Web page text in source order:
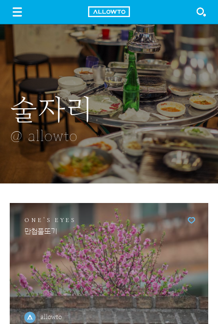
FREE DOWNLOAD GUIDE LOGIN SIGN UP
술자리
@ allowto
연꽃
@ allowto
동글동글
알리움
@ allowto
나뭇잎
@ allowto
응봉산 노을-13
@ allowto
ONE'S EYES
만첩풀또기
allowto